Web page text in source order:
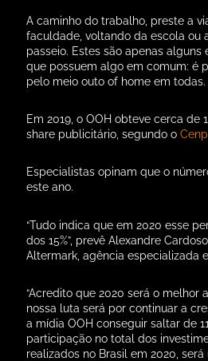
A caminho do trabalho, preste a
faculdade, voltando da escola ou
passeio. Estes são apenas
que possuem algo em comum: é
pelo meio outo of home em todas.
Em 2019, o OOH obteve cerca de
share publicitário, segundo o
Especialistas opinam que o
este ano.
“Tudo indica que em 2020 esse
dos 15%”, prevê Alexandre
Altermark, agência especializada
“Acredito que 2020 será o melhor
nossa luta será por continuar a
a mídia OOH conseguir saltar de
participação no total dos
realizados no Brasil em 2020, será